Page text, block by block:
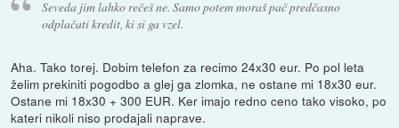
Seveda jim lahko rečeš ne. Samo potem moraš pač predčasno
odplačati kredit, ki si ga vzel.
Aha. Tako torej. Dobim telefon za recimo 24x30 eur. Po pol leta
želim prekiniti pogodbo a glej ga zlomka, ne ostane mi 18x30 eur.
Ostane mi 18x30 + 300 EUR. Ker imajo redno ceno tako visoko, po
kateri nikoli niso prodajali naprave.